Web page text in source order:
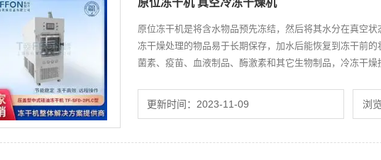
原位冻干机 真空冷冻干燥机
原位冻干机是将含水物品预先冻结，然后将其水分在真空
冻干燥处理的物品易于长期保存，加水后能恢复到冻干前
菌素、疫苗、血液制品、酶激素和其它生物制品，冷冻干
更新时间：2023-11-09 浏